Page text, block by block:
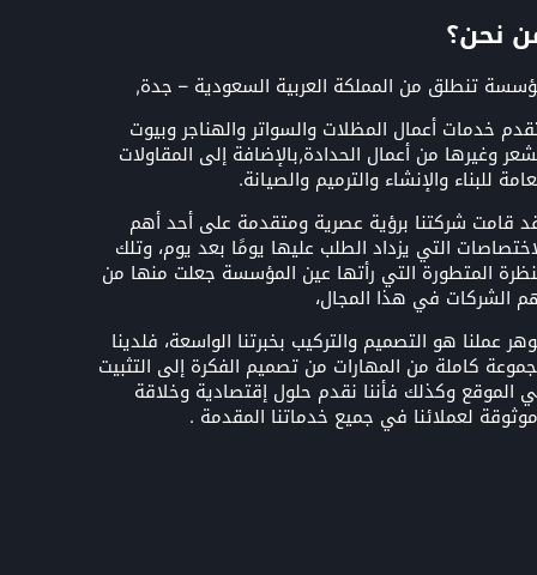
نحن؟
تنطلق من المملكة العربية السعودية – جدة,
خدمات أعمال المظلات والسواتر والهناجر وبيوت
وغيرها من أعمال الحدادة,بالإضافة إلى المقاولات
للبناء والإنشاء والترميم والصيانة.
قامت شركتنا برؤية عصرية ومتقدمة على أحد أهم
التي يزداد الطلب عليها يومًا بعد يوم، وتلك
المتطورة التي رأتها عين المؤسسة جعلت منها من
الشركات في هذا المجال،
عملنا هو التصميم والتركيب بخبرتنا الواسعة، فلدينا
كاملة من المهارات من تصميم الفكرة إلى التثبيت
الموقع وكذلك فأننا نقدم حلول إقتصادية وخلاقة
لعملائنا في جميع خدماتنا المقدمة .